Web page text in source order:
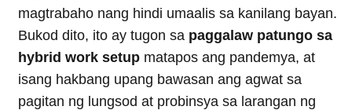
magtrabaho nang hindi umaalis sa kanilang bayan.
Bukod dito, ito ay tugon sa paggalaw patungo sa
hybrid work setup matapos ang pandemya, at
isang hakbang upang bawasan ang agwat sa
pagitan ng lungsod at probinsya sa larangan ng